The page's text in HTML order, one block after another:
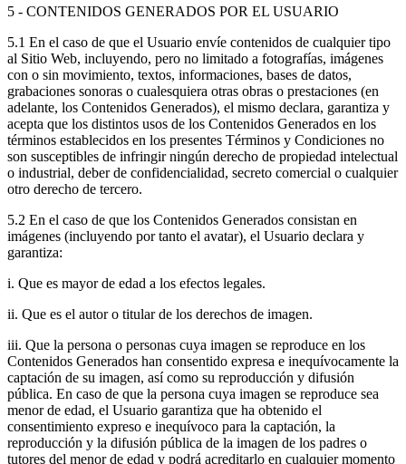
5 - CONTENIDOS GENERADOS POR EL USUARIO
5.1 En el caso de que el Usuario envíe contenidos de cualquier tipo
al Sitio Web, incluyendo, pero no limitado a fotografías, imágenes
con o sin movimiento, textos, informaciones, bases de datos,
grabaciones sonoras o cualesquiera otras obras o prestaciones (en
adelante, los Contenidos Generados), el mismo declara, garantiza y
acepta que los distintos usos de los Contenidos Generados en los
términos establecidos en los presentes Términos y Condiciones no
son susceptibles de infringir ningún derecho de propiedad intelectual
o industrial, deber de confidencialidad, secreto comercial o cualquier
otro derecho de tercero.
5.2 En el caso de que los Contenidos Generados consistan en
imágenes (incluyendo por tanto el avatar), el Usuario declara y
garantiza:
i. Que es mayor de edad a los efectos legales.
ii. Que es el autor o titular de los derechos de imagen.
iii. Que la persona o personas cuya imagen se reproduce en los
Contenidos Generados han consentido expresa e inequívocamente la
captación de su imagen, así como su reproducción y difusión
pública. En caso de que la persona cuya imagen se reproduce sea
menor de edad, el Usuario garantiza que ha obtenido el
consentimiento expreso e inequívoco para la captación, la
reproducción y la difusión pública de la imagen de los padres o
tutores del menor de edad y podrá acreditarlo en cualquier momento